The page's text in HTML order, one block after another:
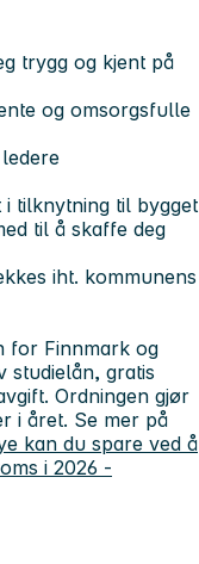
trygg og kjent på
og omsorgsfulle
i tilknytning til bygget
til å skaffe deg
iht. kommunens
for Finnmark og
studielån, gratis
Ordningen gjør
i året. Se mer på
kan du spare ved å
i 2026 -